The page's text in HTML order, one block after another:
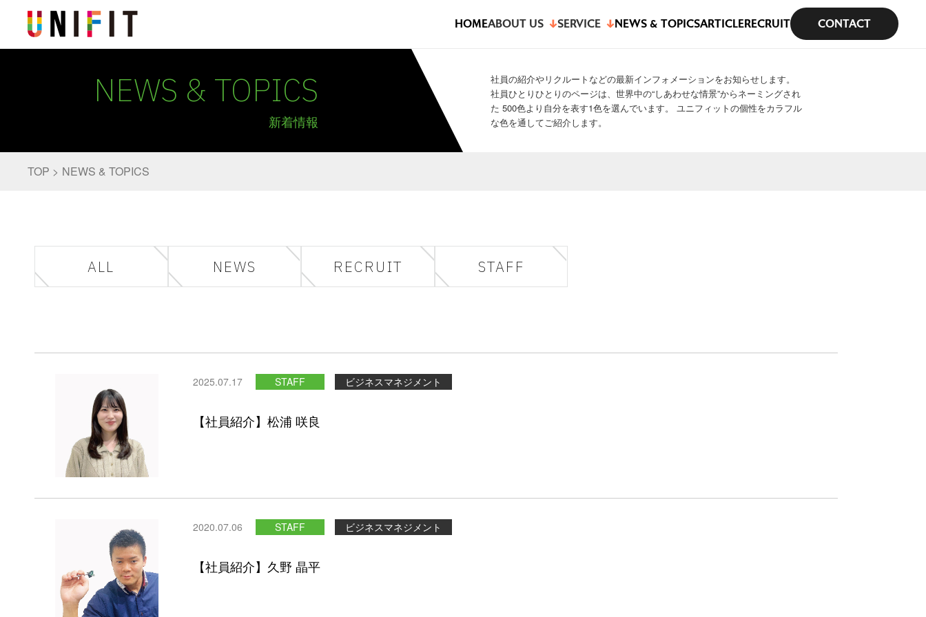
HOMEABOUT US SERVICE NEWS & TOPICSARTICLERECRUIT CONTACT
NEWS & TOPICS
新着情報
社員の紹介やリクルートなどの最新インフォメーションをお知らせします。
社員ひとりひとりのページは、世界中の“しあわせな情景”からネーミングされ
た 500色より自分を表す1色を選んでいます。 ユニフィットの個性をカラフル
な色を通してご紹介します。
TOP NEWS & TOPICS
ALL NEWS RECRUIT STAFF
2025.07.17 STAFF ビジネスマネジメント
【社員紹介】松浦 咲良
2020.07.06 STAFF ビジネスマネジメント
【社員紹介】久野 晶平